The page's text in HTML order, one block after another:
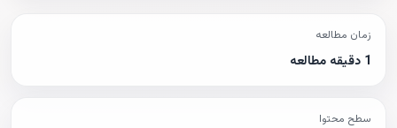
زمان مطالعه
1 دقیقه مطالعه
سطح محتوا